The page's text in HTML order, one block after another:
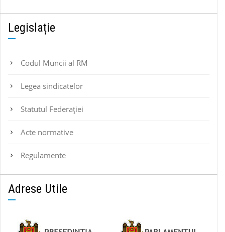
Legislație
Codul Muncii al RM
Legea sindicatelor
Statutul Federaţiei
Acte normative
Regulamente
Adrese Utile